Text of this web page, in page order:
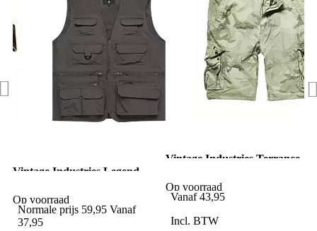
Vintage Industries Legend
Op voorraad
Normale prijs 59,95 Vanaf
37,95
Vintage Industries Terrance
Op voorraad
Vanaf 43,95
Incl. BTW